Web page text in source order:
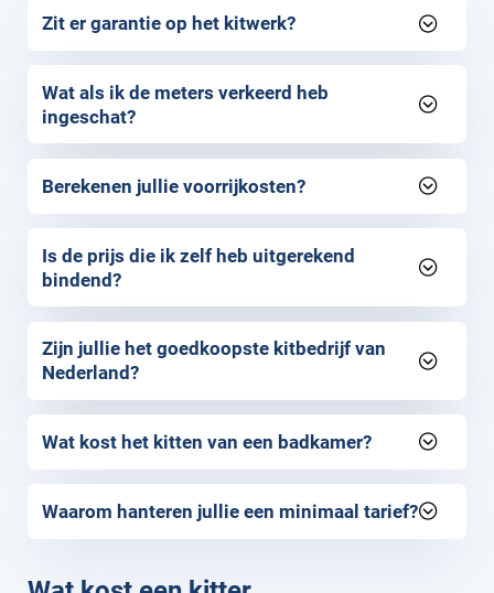
Zit er garantie op het kitwerk?
Wat als ik de meters verkeerd heb
ingeschat?
Berekenen jullie voorrijkosten?
Is de prijs die ik zelf heb uitgerekend
bindend?
Zijn jullie het goedkoopste kitbedrijf van
Nederland?
Wat kost het kitten van een badkamer?
Waarom hanteren jullie een minimaal tarief?